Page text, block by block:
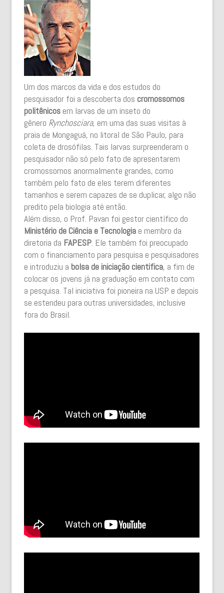
Um dos marcos da vida e dos estudos do
pesquisador foi a descoberta dos cromossomos
politênicos em larvas de um inseto do
gênero Rynchosciara, em uma das suas visitas à
praia de Mongaguá, no litoral de São Paulo, para
coleta de drosófilas. Tais larvas surpreenderam o
pesquisador não só pelo fato de apresentarem
cromossomos anormalmente grandes, como
também pelo fato de eles terem diferentes
tamanhos e serem capazes de se duplicar, algo não
predito pela biologia até então.
Além disso, o Prof. Pavan foi gestor científico do
Ministério de Ciência e Tecnologia e membro da
diretoria da FAPESP. Ele também foi preocupado
com o financiamento para pesquisa e pesquisadores
e introduziu a bolsa de iniciação cientifica, a fim de
colocar os jovens já na graduação em contato com
a pesquisa. Tal iniciativa foi pioneira na USP e depois
se estendeu para outras universidades, inclusive
fora do Brasil.